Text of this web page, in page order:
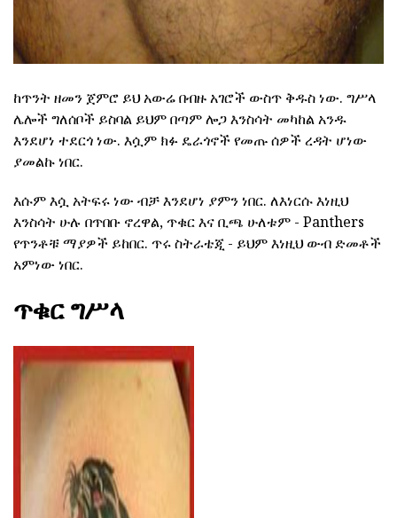
ከጥንት ዘመን ጀምሮ ይህ አውሬ በብዙ አገሮች ውስጥ ቅዱስ ነው. ግሥላ
ሌሎች ግለሰቦች ይስባል ይህም በጣም ሎጋ እንስሳት መካከል አንዱ
እንደሆነ ተደርጎ ነው. እሷም ክፉ ዴራጎኖች የመጡ ሰዎች ረዳት ሆነው
ያመልኩ ነበር.
እሱም እሷ አትፍሩ ነው ብቻ እንደሆነ ያምን ነበር. ለእነርሱ እነዚህ
እንስሳት ሁሉ በጥበቡ ኖረዋል, ጥቁር እና ቢጫ ሁለቱም - Panthers
የጥንቶቹ ማያዎች ይከበር. ጥሩ ስትራቴጂ - ይህም እነዚህ ውብ ድመቶች
አምነው ነበር.
ጥቁር ግሥላ